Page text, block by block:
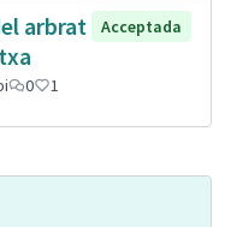
arbrat
Acceptada
0 1